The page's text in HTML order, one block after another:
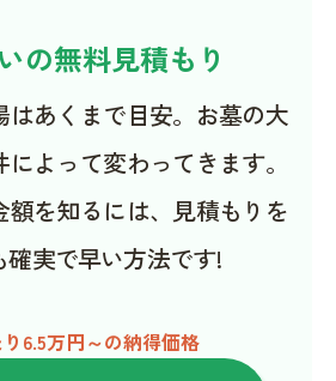
の無料見積もり
はあくまで目安。お墓の大
よって変わってきます。
額を知るには、見積もりを
確実で早い方法です!
6.5万円～の納得価格